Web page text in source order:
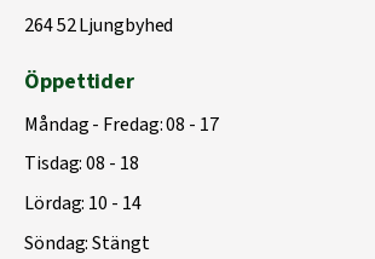
264 52 Ljungbyhed
Öppettider
Måndag - Fredag: 08 - 17
Tisdag: 08 - 18
Lördag: 10 - 14
Söndag: Stängt